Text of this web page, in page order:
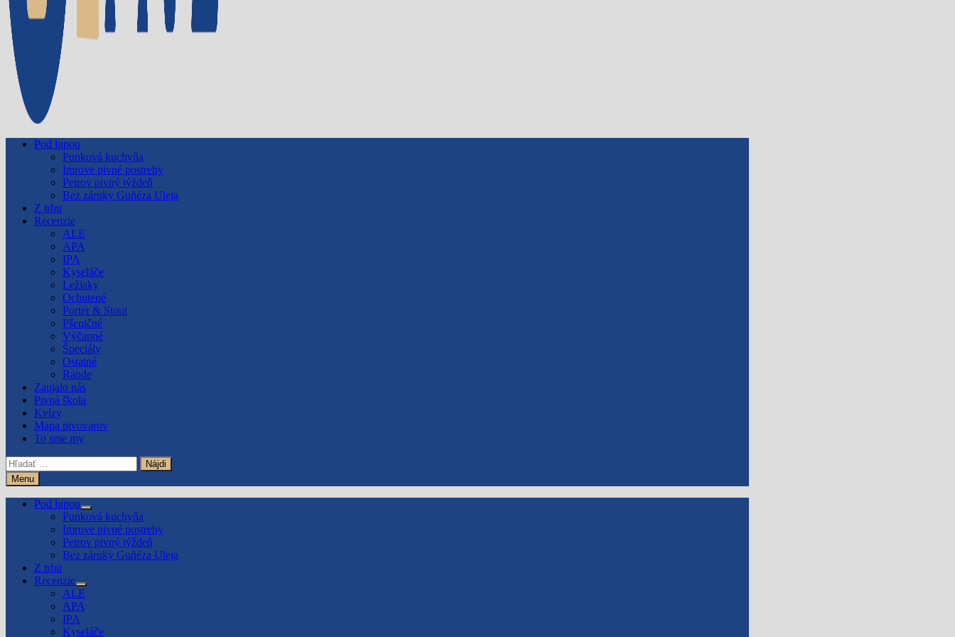
Pod lupou
Punková kuchyňa
Imrove pivné postrehy
Petrov pivný týždeň
Bez záruky Guñéza Uleja
Z trhu
Recenzie
ALE
APA
IPA
Kyseláče
Ležiaky
Ochutené
Porter & Stout
Pšeničné
Výčapné
Špeciály
Ostatné
Rande
Zaujalo nás
Pivná škola
Kvízy
Mapa pivovarov
To sme my
Hľadať:
Menu
Pod lupou
Show
sub
menu
Punková kuchyňa
Imrove pivné postrehy
Petrov pivný týždeň
Bez záruky Guñéza Uleja
Z trhu
Recenzie
Show
sub
menu
ALE
APA
IPA
Kyseláče